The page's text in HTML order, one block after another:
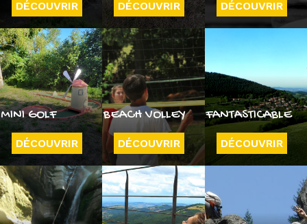
DÉCOUVRIR DÉCOUVRIR DÉCOUVRIR
MINI GOLF
DÉCOUVRIR
BEACH VOLLEY
DÉCOUVRIR
FANTASTICABLE
DÉCOUVRIR